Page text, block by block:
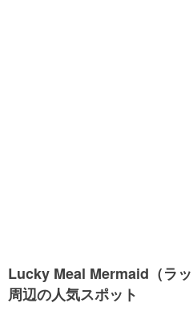
Lucky Meal Mermaid（ラッ
周辺の人気スポット